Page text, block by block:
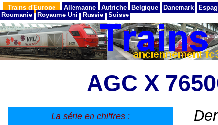
Trains d'Europe Allemagne Autriche Belgique Danemark
Roumanie
Royaume Uni Russie Suisse
AGC X
La série en chiffres :